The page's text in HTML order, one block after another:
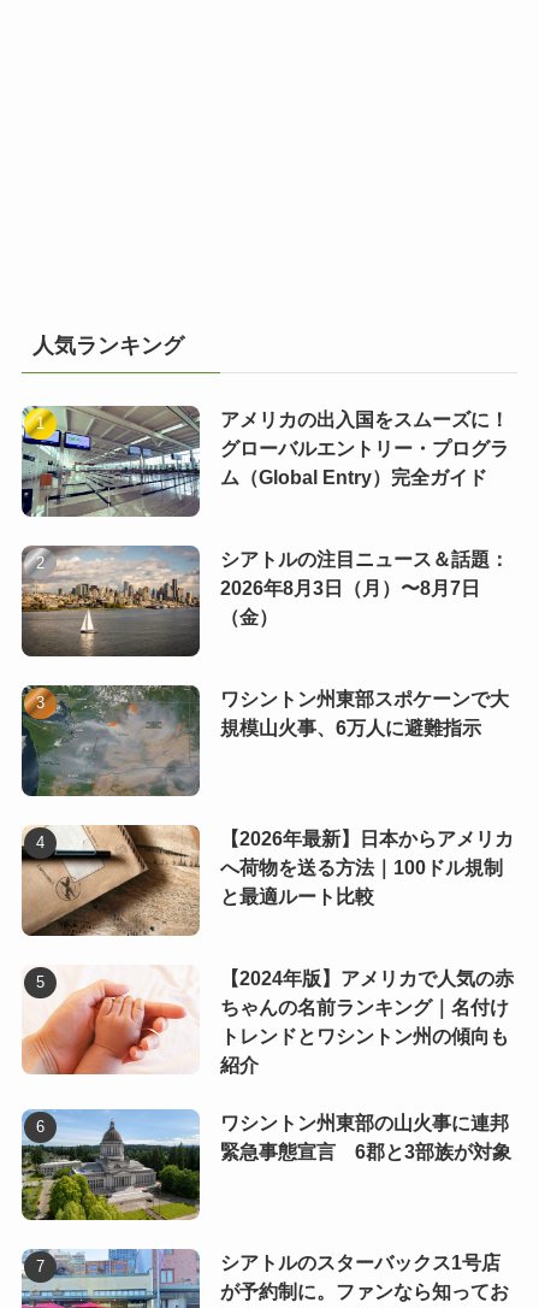
人気ランキング
アメリカの出入国をスムーズに！
グローバルエントリー・プログラ
ム（Global Entry）完全ガイド
シアトルの注目ニュース＆話題：
2026年8月3日（月）〜8月7日
（金）
ワシントン州東部スポケーンで大
規模山火事、6万人に避難指示
【2026年最新】日本からアメリカ
へ荷物を送る方法｜100ドル規制
と最適ルート比較
【2024年版】アメリカで人気の赤
ちゃんの名前ランキング｜名付け
トレンドとワシントン州の傾向も
紹介
ワシントン州東部の山火事に連邦
緊急事態宣言 6郡と3部族が対象
シアトルのスターバックス1号店
が予約制に。ファンなら知ってお